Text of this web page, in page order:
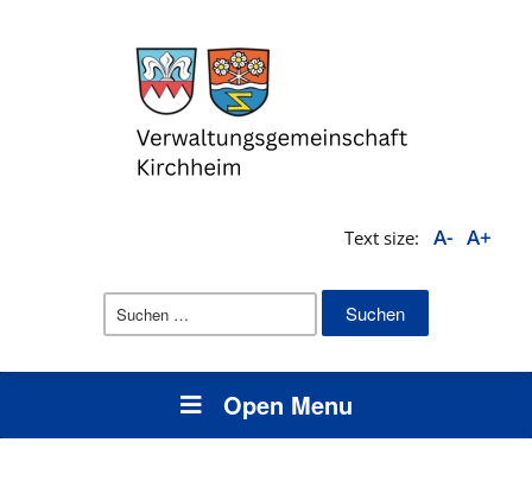
Text size: A- A+
Suchen
Open Menu